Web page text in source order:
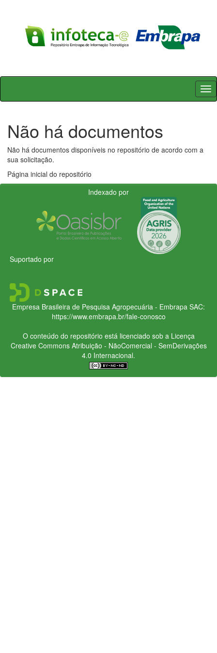
Skip
Não há documentos
Não há documentos disponíveis no repositório de acordo com a
sua solicitação.
Página inicial do repositório
Indexado por
Suportado por
Empresa Brasileira de Pesquisa Agropecuária - Embrapa SAC:
https://www.embrapa.br/fale-conosco
O conteúdo do repositório está licenciado sob a Licença
Creative CommonsAtribuição - NãoComercial - SemDerivações
4.0 Internacional.